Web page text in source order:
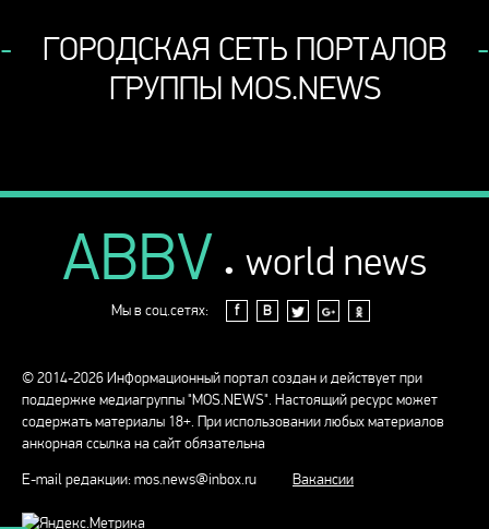
ГОРОДСКАЯ СЕТЬ ПОРТАЛОВ
ГРУППЫ MOS.NEWS
ABBV . world news
Мы в соц.сетях: f В
© 2014-2026 Информационный портал создан и действует при
поддержке медиагруппы "MOS.NEWS". Настоящий ресурс может
содержать материалы 18+. При использовании любых материалов
анкорная ссылка на сайт обязательна
E-mail редакции:mos.news@inbox.ru Вакансии